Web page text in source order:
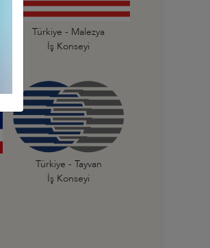
Türkiye - Malezya
İş Konseyi
Türkiye - Tayvan
İş Konseyi